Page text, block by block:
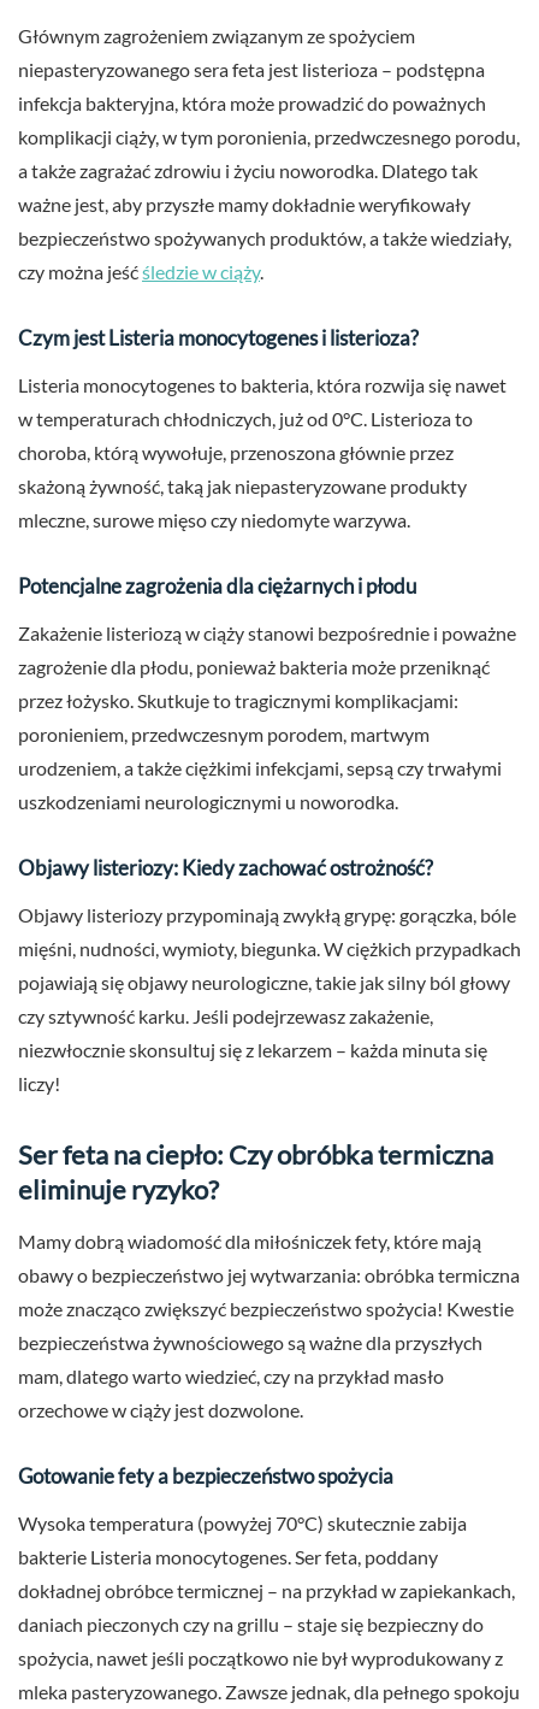
Głównym zagrożeniem związanym ze spożyciem
niepasteryzowanego sera feta jest listerioza – podstępna
infekcja bakteryjna, która może prowadzić do poważnych
komplikacji ciąży, w tym poronienia, przedwczesnego porodu,
a także zagrażać zdrowiu i życiu noworodka. Dlatego tak
ważne jest, aby przyszłe mamy dokładnie weryfikowały
bezpieczeństwo spożywanych produktów, a także wiedziały,
czy można jeśćśledzie w ciąży.
Czym jest Listeria monocytogenes i listerioza?
Listeria monocytogenes to bakteria, która rozwija się nawet
w temperaturach chłodniczych, już od 0°C. Listerioza to
choroba, którą wywołuje, przenoszona głównie przez
skażoną żywność, taką jak niepasteryzowane produkty
mleczne, surowe mięso czy niedomyte warzywa.
Potencjalne zagrożenia dla ciężarnych i płodu
Zakażenie listeriozą w ciąży stanowi bezpośrednie i poważne
zagrożenie dla płodu, ponieważ bakteria może przeniknąć
przez łożysko. Skutkuje to tragicznymi komplikacjami:
poronieniem, przedwczesnym porodem, martwym
urodzeniem, a także ciężkimi infekcjami, sepsą czy trwałymi
uszkodzeniami neurologicznymi u noworodka.
Objawy listeriozy: Kiedy zachować ostrożność?
Objawy listeriozy przypominają zwykłą grypę: gorączka, bóle
mięśni, nudności, wymioty, biegunka. W ciężkich przypadkach
pojawiają się objawy neurologiczne, takie jak silny ból głowy
czy sztywność karku. Jeśli podejrzewasz zakażenie,
niezwłocznie skonsultuj się z lekarzem – każda minuta się
liczy!
Ser feta na ciepło: Czy obróbka termiczna
eliminuje ryzyko?
Mamy dobrą wiadomość dla miłośniczek fety, które mają
obawy o bezpieczeństwo jej wytwarzania: obróbka termiczna
może znacząco zwiększyć bezpieczeństwo spożycia! Kwestie
bezpieczeństwa żywnościowego są ważne dla przyszłych
mam, dlatego warto wiedzieć, czy na przykład masło
orzechowe w ciąży jest dozwolone.
Gotowanie fety a bezpieczeństwo spożycia
Wysoka temperatura (powyżej 70°C) skutecznie zabija
bakterie Listeria monocytogenes. Ser feta, poddany
dokładnej obróbce termicznej – na przykład w zapiekankach,
daniach pieczonych czy na grillu – staje się bezpieczny do
spożycia, nawet jeśli początkowo nie był wyprodukowany z
mleka pasteryzowanego. Zawsze jednak, dla pełnego spokoju